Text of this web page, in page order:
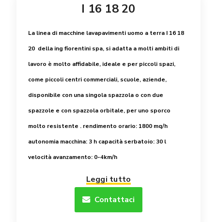
I 16 18 20
La linea di macchine lavapavimenti uomo a terra I 16 18
20 della ing fiorentini spa, si adatta a molti ambiti di
lavoro è molto affidabile, ideale e per piccoli spazi,
come piccoli centri commerciali, scuole, aziende,
disponibile con una singola spazzola o con due
spazzole e con spazzola orbitale, per uno sporco
molto resistente . rendimento orario: 1800 mq/h
autonomia macchina: 3 h capacità serbatoio: 30 l
velocità avanzamento: 0-4km/h
Leggi tutto
Contattaci